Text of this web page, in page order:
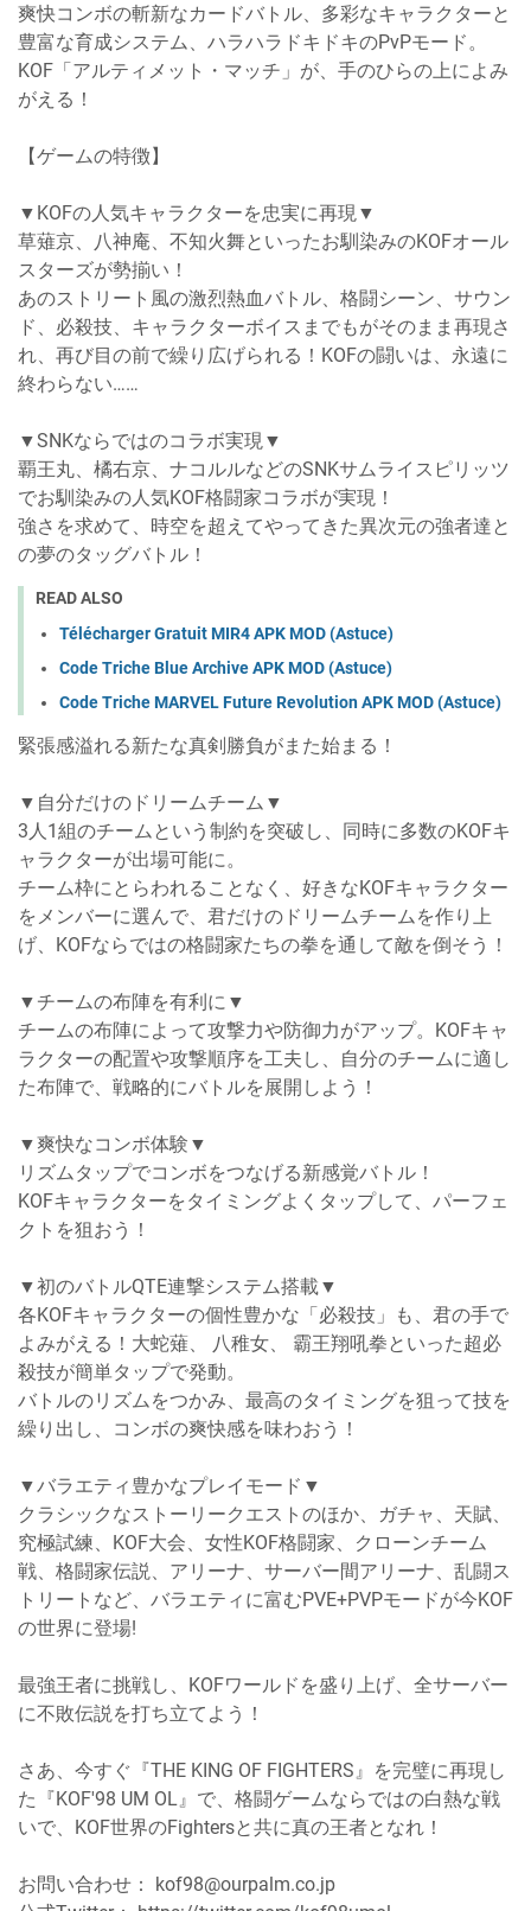
爽快コンボの斬新なカードバトル、多彩なキャラクターと
豊富な育成システム、ハラハラドキドキのPvPモード。
KOF「アルティメット・マッチ」が、手のひらの上によみ
がえる！
【ゲームの特徴】
▼KOFの人気キャラクターを忠実に再現▼
草薙京、八神庵、不知火舞といったお馴染みのKOFオール
スターズが勢揃い！
あのストリート風の激烈熱血バトル、格闘シーン、サウン
ド、必殺技、キャラクターボイスまでもがそのまま再現さ
れ、再び目の前で繰り広げられる！KOFの闘いは、永遠に
終わらない……
▼SNKならではのコラボ実現▼
覇王丸、橘右京、ナコルルなどのSNKサムライスピリッツ
でお馴染みの人気KOF格闘家コラボが実現！
強さを求めて、時空を超えてやってきた異次元の強者達と
の夢のタッグバトル！
READ ALSO
Télécharger Gratuit MIR4 APK MOD (Astuce)
Code Triche Blue Archive APK MOD (Astuce)
Code Triche MARVEL Future Revolution APK MOD (Astuce)
緊張感溢れる新たな真剣勝負がまた始まる！
▼自分だけのドリームチーム▼
3人1組のチームという制約を突破し、同時に多数のKOFキ
ャラクターが出場可能に。
チーム枠にとらわれることなく、好きなKOFキャラクター
をメンバーに選んで、君だけのドリームチームを作り上
げ、KOFならではの格闘家たちの拳を通して敵を倒そう！
▼チームの布陣を有利に▼
チームの布陣によって攻撃力や防御力がアップ。KOFキャ
ラクターの配置や攻撃順序を工夫し、自分のチームに適し
た布陣で、戦略的にバトルを展開しよう！
▼爽快なコンボ体験▼
リズムタップでコンボをつなげる新感覚バトル！
KOFキャラクターをタイミングよくタップして、パーフェ
クトを狙おう！
▼初のバトルQTE連撃システム搭載▼
各KOFキャラクターの個性豊かな「必殺技」も、君の手で
よみがえる！大蛇薙、 八稚女、 霸王翔吼拳といった超必
殺技が簡単タップで発動。
バトルのリズムをつかみ、最高のタイミングを狙って技を
繰り出し、コンボの爽快感を味わおう！
▼バラエティ豊かなプレイモード▼
クラシックなストーリークエストのほか、ガチャ、天賦、
究極試練、KOF大会、女性KOF格闘家、クローンチーム
戦、格闘家伝説、アリーナ、サーバー間アリーナ、乱闘ス
トリートなど、バラエティに富むPVE+PVPモードが今KOF
の世界に登場!
最強王者に挑戦し、KOFワールドを盛り上げ、全サーバー
に不敗伝説を打ち立てよう！
さあ、今すぐ『THE KING OF FIGHTERS』を完璧に再現し
た『KOF'98 UM OL』で、格闘ゲームならではの白熱な戦
いで、KOF世界のFightersと共に真の王者となれ！
お問い合わせ： kof98@ourpalm.co.jp